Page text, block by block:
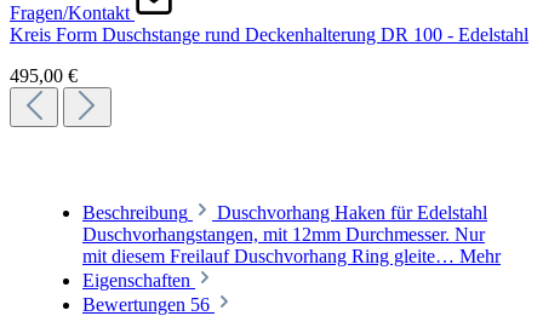
Fragen/Kontakt
Kreis Form Duschstange rund Deckenhalterung DR 100 - Edelstahl
495,00 €
Beschreibung
Duschvorhang Haken für Edelstahl
Duschvorhangstangen, mit 12mm Durchmesser. Nur
mit diesem Freilauf Duschvorhang Ring gleite… Mehr
Eigenschaften
Bewertungen 56